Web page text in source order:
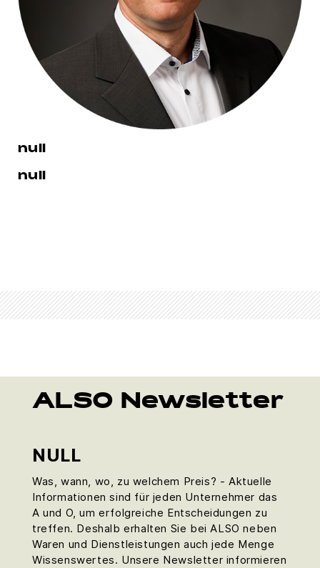
null
null
ALSO Newsletter
NULL
Was, wann, wo, zu welchem Preis? - Aktuelle
Informationen sind für jeden Unternehmer das
A und O, um erfolgreiche Entscheidungen zu
treffen. Deshalb erhalten Sie bei ALSO neben
Waren und Dienstleistungen auch jede Menge
Wissenswertes. Unsere Newsletter informieren